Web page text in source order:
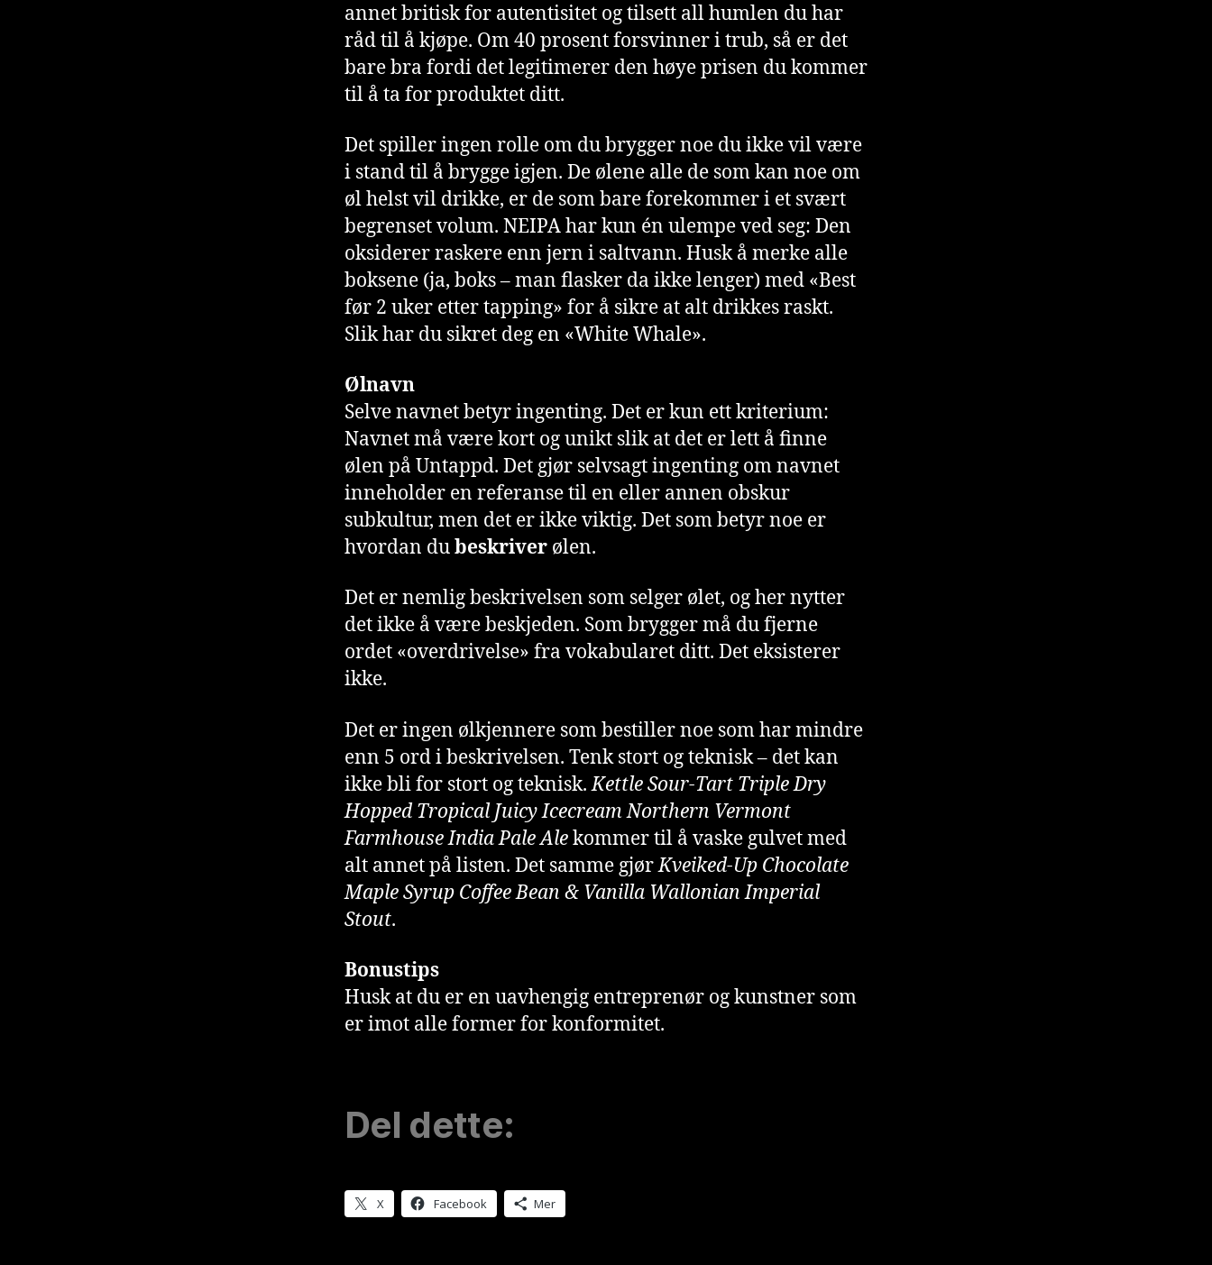
annet britisk for autentisitet og tilsett all humlen du har
råd til å kjøpe. Om 40 prosent forsvinner i trub, så er det
bare bra fordi det legitimerer den høye prisen du kommer
til å ta for produktet ditt.
Det spiller ingen rolle om du brygger noe du ikke vil være
i stand til å brygge igjen. De ølene alle de som kan noe om
øl helst vil drikke, er de som bare forekommer i et svært
begrenset volum. NEIPA har kun én ulempe ved seg: Den
oksiderer raskere enn jern i saltvann. Husk å merke alle
boksene (ja, boks – man flasker da ikke lenger) med «Best
før 2 uker etter tapping» for å sikre at alt drikkes raskt.
Slik har du sikret deg en «White Whale».
Ølnavn
Selve navnet betyr ingenting. Det er kun ett kriterium:
Navnet må være kort og unikt slik at det er lett å finne
ølen på Untappd. Det gjør selvsagt ingenting om navnet
inneholder en referanse til en eller annen obskur
subkultur, men det er ikke viktig. Det som betyr noe er
hvordan dubeskriver ølen.
Det er nemlig beskrivelsen som selger ølet, og her nytter
det ikke å være beskjeden. Som brygger må du fjerne
ordet «overdrivelse» fra vokabularet ditt. Det eksisterer
ikke.
Det er ingen ølkjennere som bestiller noe som har mindre
enn 5 ord i beskrivelsen. Tenk stort og teknisk – det kan
ikke bli for stort og teknisk.Kettle Sour-Tart Triple Dry
Hopped Tropical Juicy Icecream Northern Vermont
Farmhouse India Pale Alekommer til å vaske gulvet med
alt annet på listen. Det samme gjørKveiked-Up Chocolate
Maple Syrup Coffee Bean & Vanilla Wallonian Imperial
Stout.
Bonustips
Husk at du er en uavhengig entreprenør og kunstner som
er imot alle former for konformitet.
Del dette:
X Facebook Mer